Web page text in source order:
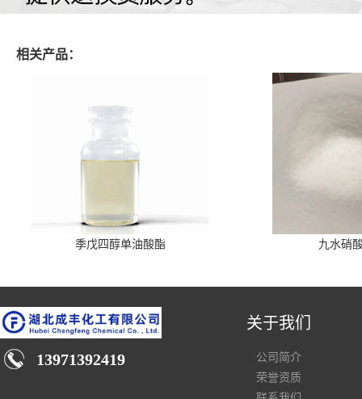
相关产品：
季戊四醇单油酸酯 九水硝
13971392419
关于我们
公司简介
荣誉资质